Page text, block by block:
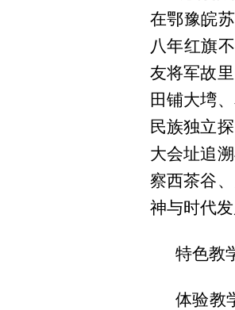
在鄂豫皖
八年红旗
友将军故
田铺大塆
民族独立
大会址追
察西茶谷
神与时代
特色教
体验教